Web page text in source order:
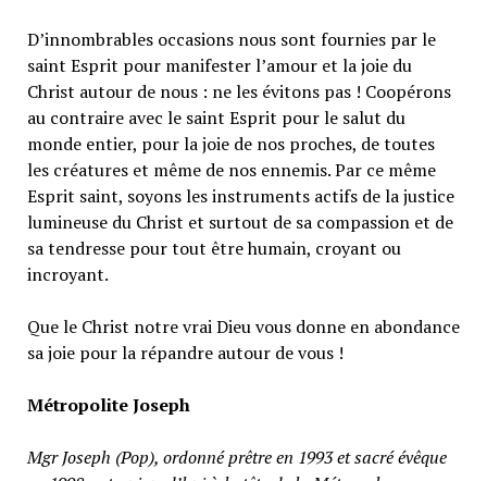
D’innombrables occasions nous sont fournies par le
saint Esprit pour manifester l’amour et la joie du
Christ autour de nous : ne les évitons pas ! Coopérons
au contraire avec le saint Esprit pour le salut du
monde entier, pour la joie de nos proches, de toutes
les créatures et même de nos ennemis. Par ce même
Esprit saint, soyons les instruments actifs de la justice
lumineuse du Christ et surtout de sa compassion et de
sa tendresse pour tout être humain, croyant ou
incroyant.
Que le Christ notre vrai Dieu vous donne en abondance
sa joie pour la répandre autour de vous !
Métropolite Joseph
Mgr Joseph (Pop), ordonné prêtre en 1993 et sacré évêque